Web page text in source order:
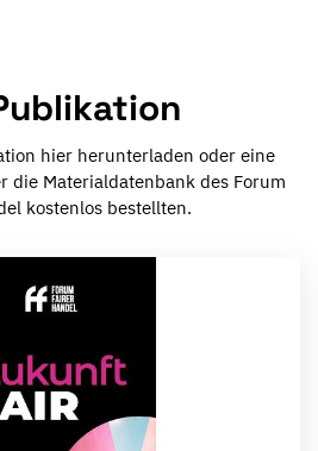
hier herunterladen oder eine
die Materialdatenbank des Forum
kostenlos bestellten.